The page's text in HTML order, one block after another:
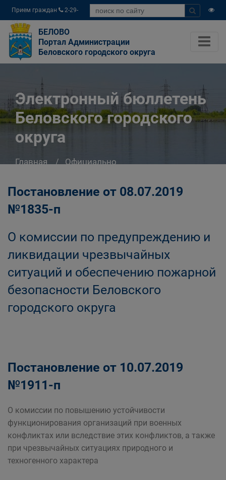
Прием граждан
2-29-
04
БЕЛОВО
Портал Администрации
Беловского городского округа
Электронный бюллетень
Беловского городского
округа
Главная
Официально
Постановление от 08.07.2019
№1835-п
О комиссии по предупреждению и
ликвидации чрезвычайных
ситуаций и обеспечению пожарной
безопасности Беловского
городского округа
Постановление от 10.07.2019
№1911-п
О комиссии по повышению устойчивости
функционирования организаций при военных
конфликтах или вследствие этих конфликтов, а также
при чрезвычайных ситуациях природного и
техногенного характера